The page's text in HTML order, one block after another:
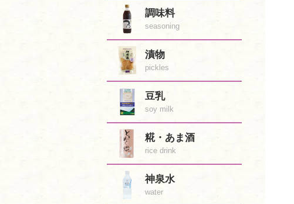
調味料
seasoning
漬物
pickles
豆乳
soy milk
糀・あま酒
rice drink
神泉水
water